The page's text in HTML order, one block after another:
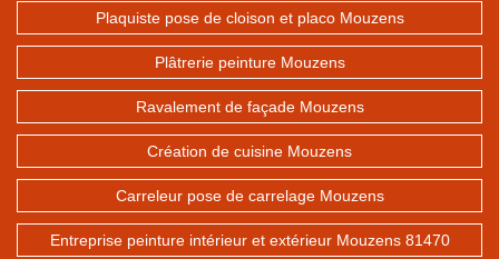
Plaquiste pose de cloison et placo Mouzens
Plâtrerie peinture Mouzens
Ravalement de façade Mouzens
Création de cuisine Mouzens
Carreleur pose de carrelage Mouzens
Entreprise peinture intérieur et extérieur Mouzens 81470